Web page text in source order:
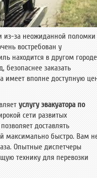
из-за неожиданной поломки
востребован у
находится в другом
заказать
имеет вполне доступную
услугу эвакуатора по
сети развитых
доставлять
максимально быстро. Вам
Опытные диспетчеры
технику для перевозки